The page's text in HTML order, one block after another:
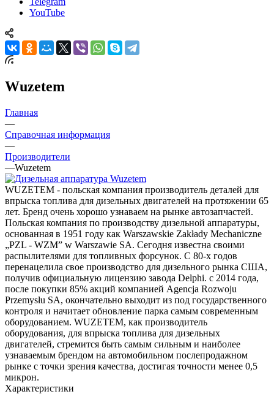
YouTube
Wuzetem
Главная
—
Справочная информация
—
Производители
—Wuzetem
WUZETEM - польская компания производитель деталей для
впрыска топлива для дизельных двигателей на протяжении 65
лет. Бренд очень хорошо узнаваем на рынке автозапчастей.
Польская компания по производству дизельной аппаратуры,
основанная в 1951 году как Warszawskie Zakłady Mechaniczne
„PZL - WZM” w Warszawie SA. Сегодня известна своими
распылителями для топливных форсунок. С 80-х годов
перенацелила свое производство для дизельного рынка США,
получив официальную лицензию завода Delphi. с 2014 года,
после покупки 85% акций компанией Agencja Rozwoju
Przemysłu SA, окончательно выходит из под государственного
контроля и начитает обновление парка самым современным
оборудованием. WUZETEM, как производитель
оборудования, для впрыска топлива для дизельных
двигателей, стремится быть самым сильным и наиболее
узнаваемым брендом на автомобильном послепродажном
рынке с точки зрения качества, достигая точности менее 0,5
микрон.
Характеристики